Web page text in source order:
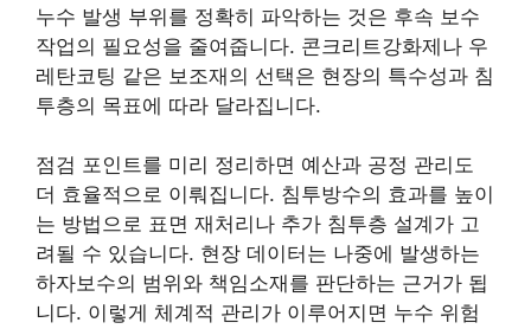
누수 발생 부위를 정확히 파악하는 것은 후속 보수
작업의 필요성을 줄여줍니다. 콘크리트강화제나 우
레탄코팅 같은 보조재의 선택은 현장의 특수성과 침
투층의 목표에 따라 달라집니다.
점검 포인트를 미리 정리하면 예산과 공정 관리도
더 효율적으로 이뤄집니다. 침투방수의 효과를 높이
는 방법으로 표면 재처리나 추가 침투층 설계가 고
려될 수 있습니다. 현장 데이터는 나중에 발생하는
하자보수의 범위와 책임소재를 판단하는 근거가 됩
니다. 이렇게 체계적 관리가 이루어지면 누수 위험